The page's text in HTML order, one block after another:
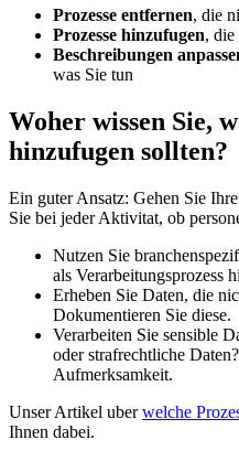
Prozesse entfernen, die
Prozesse hinzufugen, die
Beschreibungen
was Sie tun
Woher wissen Sie,
hinzufugen sollten?
Ein guter Ansatz: Gehen Sie
Sie bei jeder Aktivitat, ob
Nutzen Sie
als Verarbeitungsprozess
Erheben Sie Daten, die
Dokumentieren Sie diese.
Verarbeiten Sie sensible
oder strafrechtliche
Aufmerksamkeit.
Unser Artikel uberwelche
Ihnen dabei.